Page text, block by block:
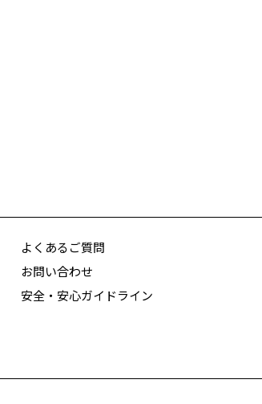
よくあるご質問
お問い合わせ
安全・安心ガイドライン